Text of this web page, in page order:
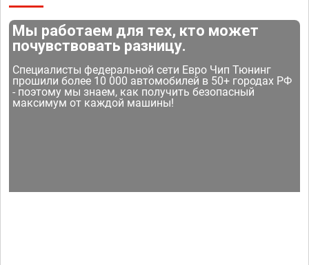
Мы работаем для тех, кто может
почувствовать разницу.
Специалисты федеральной сети Евро Чип Тюнинг
прошили более 10 000 автомобилей в 50+ городах РФ
- поэтому мы знаем, как получить безопасный
максимум от каждой машины!